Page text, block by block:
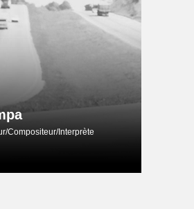
Compositeur/Interprète